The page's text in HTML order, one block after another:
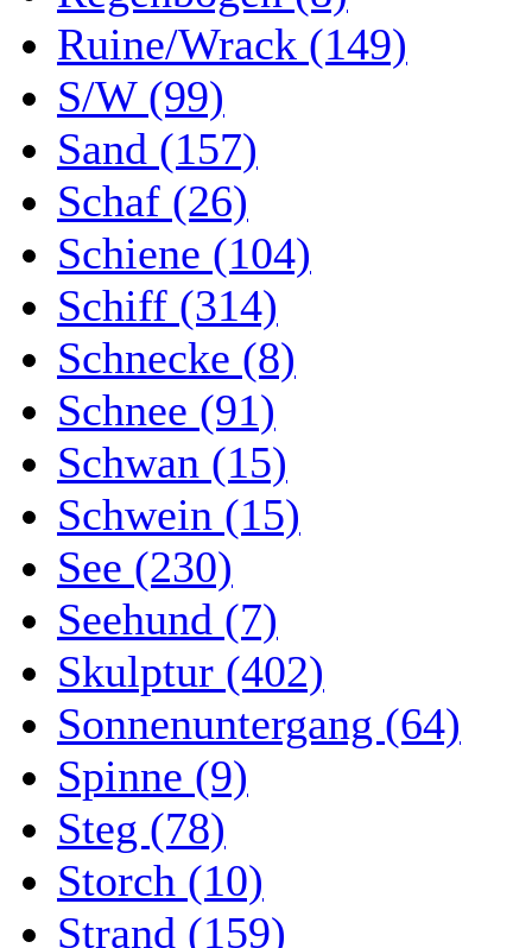
Ruine/Wrack (149)
S/W (99)
Sand (157)
Schaf (26)
Schiene (104)
Schiff (314)
Schnecke (8)
Schnee (91)
Schwan (15)
Schwein (15)
See (230)
Seehund (7)
Skulptur (402)
Sonnenuntergang (64)
Spinne (9)
Steg (78)
Storch (10)
Strand (159)